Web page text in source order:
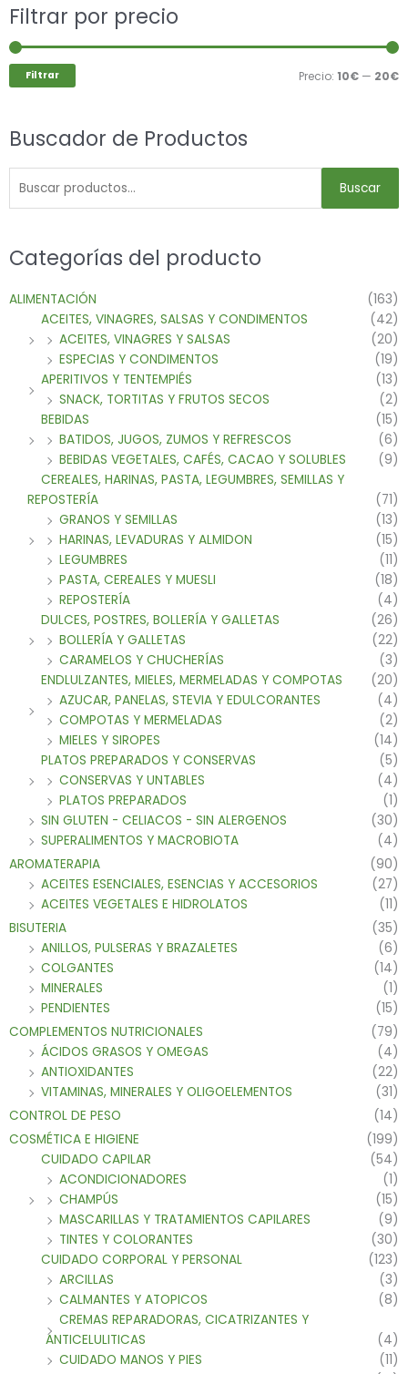
Filtrar por precio
Filtrar Precio: 10€ — 20€
Buscador de Productos
Buscar
Buscar
Categorías del producto
ALIMENTACIÓN
(163)
ACEITES, VINAGRES, SALSAS Y CONDIMENTOS
(42)
ACEITES, VINAGRES Y SALSAS
(20)
ESPECIAS Y CONDIMENTOS
(19)
APERITIVOS Y TENTEMPIÉS
(13)
SNACK, TORTITAS Y FRUTOS SECOS
(2)
BEBIDAS
(15)
BATIDOS, JUGOS, ZUMOS Y REFRESCOS
(6)
BEBIDAS VEGETALES, CAFÉS, CACAO Y SOLUBLES
(9)
CEREALES, HARINAS, PASTA, LEGUMBRES, SEMILLAS Y
REPOSTERÍA
(71)
GRANOS Y SEMILLAS
(13)
HARINAS, LEVADURAS Y ALMIDON
(15)
LEGUMBRES
(11)
PASTA, CEREALES Y MUESLI
(18)
REPOSTERÍA
(4)
DULCES, POSTRES, BOLLERÍA Y GALLETAS
(26)
BOLLERÍA Y GALLETAS
(22)
CARAMELOS Y CHUCHERÍAS
(3)
ENDLULZANTES, MIELES, MERMELADAS Y COMPOTAS
(20)
AZUCAR, PANELAS, STEVIA Y EDULCORANTES
(4)
COMPOTAS Y MERMELADAS
(2)
MIELES Y SIROPES
(14)
PLATOS PREPARADOS Y CONSERVAS
(5)
CONSERVAS Y UNTABLES
(4)
PLATOS PREPARADOS
(1)
SIN GLUTEN - CELIACOS - SIN ALERGENOS
(30)
SUPERALIMENTOS Y MACROBIOTA
(4)
AROMATERAPIA
(90)
ACEITES ESENCIALES, ESENCIAS Y ACCESORIOS
(27)
ACEITES VEGETALES E HIDROLATOS
(11)
BISUTERIA
(35)
ANILLOS, PULSERAS Y BRAZALETES
(6)
COLGANTES
(14)
MINERALES
(1)
PENDIENTES
(15)
COMPLEMENTOS NUTRICIONALES
(79)
ÁCIDOS GRASOS Y OMEGAS
(4)
ANTIOXIDANTES
(22)
VITAMINAS, MINERALES Y OLIGOELEMENTOS
(31)
CONTROL DE PESO
(14)
COSMÉTICA E HIGIENE
(199)
CUIDADO CAPILAR
(54)
ACONDICIONADORES
(1)
CHAMPÚS
(15)
MASCARILLAS Y TRATAMIENTOS CAPILARES
(9)
TINTES Y COLORANTES
(30)
CUIDADO CORPORAL Y PERSONAL
(123)
ARCILLAS
(3)
CALMANTES Y ATOPICOS
(8)
CREMAS REPARADORAS, CICATRIZANTES Y
ANTICELULITICAS
(4)
CUIDADO MANOS Y PIES
(11)